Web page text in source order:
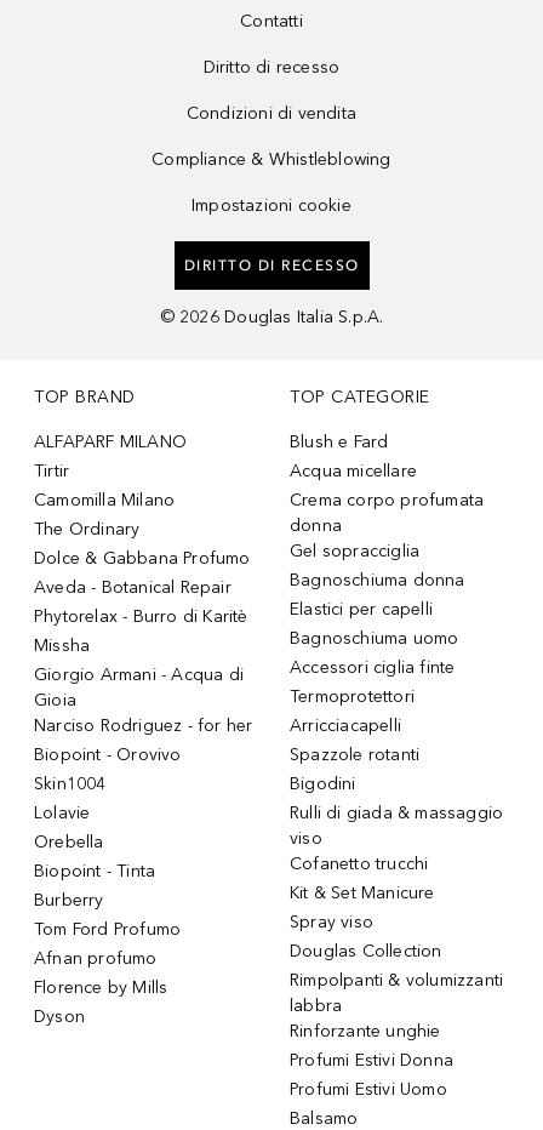
Contatti
Diritto di recesso
Condizioni di vendita
Compliance & Whistleblowing
Impostazioni cookie
DIRITTO DI RECESSO
© 2026 Douglas Italia S.p.A.
TOP BRAND
ALFAPARF MILANO
Tirtir
Camomilla Milano
The Ordinary
Dolce & Gabbana Profumo
Aveda - Botanical Repair
Phytorelax - Burro di Karitè
Missha
Giorgio Armani - Acqua di
Gioia
Narciso Rodriguez - for her
Biopoint - Orovivo
Skin1004
Lolavie
Orebella
Biopoint - Tinta
Burberry
Tom Ford Profumo
Afnan profumo
Florence by Mills
Dyson
TOP CATEGORIE
Blush e Fard
Acqua micellare
Crema corpo profumata
donna
Gel sopracciglia
Bagnoschiuma donna
Elastici per capelli
Bagnoschiuma uomo
Accessori ciglia finte
Termoprotettori
Arricciacapelli
Spazzole rotanti
Bigodini
Rulli di giada & massaggio
viso
Cofanetto trucchi
Kit & Set Manicure
Spray viso
Douglas Collection
Rimpolpanti & volumizzanti
labbra
Rinforzante unghie
Profumi Estivi Donna
Profumi Estivi Uomo
Balsamo